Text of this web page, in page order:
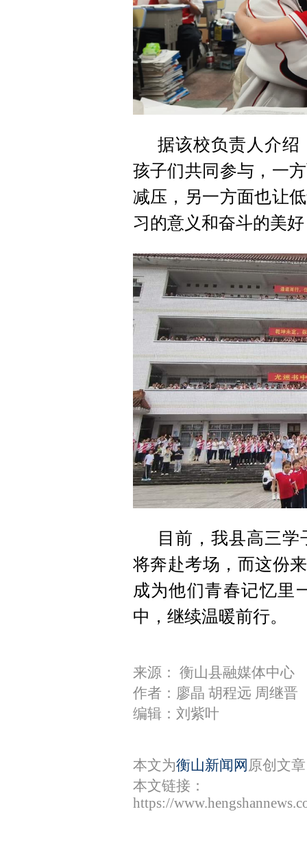
据该校负责人介绍
孩子们共同参与，一
减压，另一方面也让
习的意义和奋斗的美
目前，我县高三
将奔赴考场，而这份
成为他们青春记忆里
中，继续温暖前行。
来源： 衡山县融媒体中心
作者：廖晶 胡程远 周继晋
编辑：刘紫叶
本文为衡山新闻网 原创文
本文链接：
https://